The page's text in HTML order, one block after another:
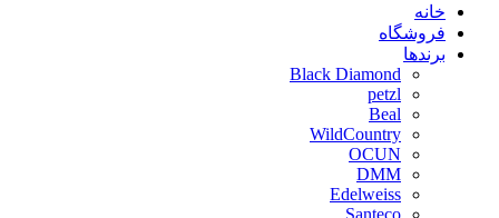
خانه
فروشگاه
برندها
Black Diamond
petzl
Beal
WildCountry
OCUN
DMM
Edelweiss
Santeco